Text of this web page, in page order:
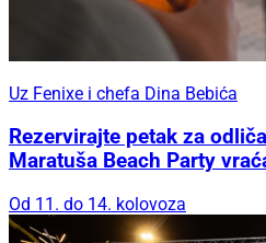
Uz Fenixe i chefa Dina Bebića
Rezervirajte petak za
Maratuša Beach Party
Od 11. do 14. kolovoza